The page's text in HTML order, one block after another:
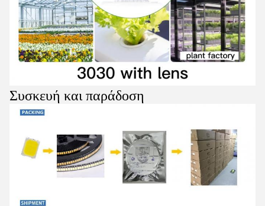
Συσκευή και παράδοση